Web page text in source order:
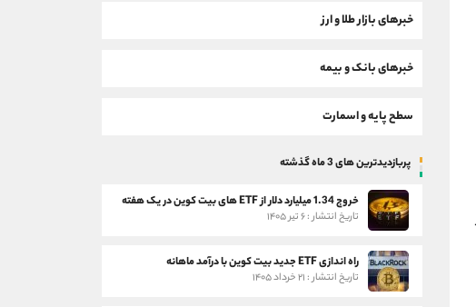
خبرهای بازار طلا و ارز
خبرهای بانک و بیمه
سطح پایه و اسمارت
پربازدیدترین های 3 ماه گذشته
خروج 1.34 میلیارد دلار از ETF های بیت کوین در یک هفته
تاریخ انتشار : ۶ تیر ۱۴۰۵
راه اندازی ETF جدید بیت کوین با درآمد ماهانه
تاریخ انتشار : ۲۱ خرداد ۱۴۰۵